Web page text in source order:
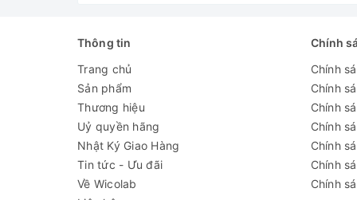
Môi chất làm lạnh Hỗn hợp
Vật liệu bên trong Thép không gỉ
Vật liệu bên ngoài Thép sơn phủ
Khay 5 khay thép
Công suất
Nguồn điện
Thông tin
Trang chủ
Sản phẩm
Thương hiệu
Uỷ quyền hãng
Nhật Ký Giao Hàng
Tin tức - Ưu đãi
Về Wicolab
Chính
Chính
Chính
Chính
Chính
Chính
Chính
Chính